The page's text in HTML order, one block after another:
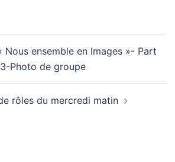
Nous ensemble en Images »- Part
3-Photo de groupe
rôles du mercredi matin